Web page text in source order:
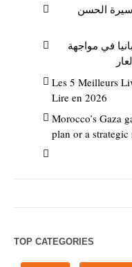
سيرة الحسن
وإسبانيا في مواجهة
Les 5 Meilleurs
Lire en 2026
Morocco’s Gaza
plan or a strategic
TOP CATEGORIES